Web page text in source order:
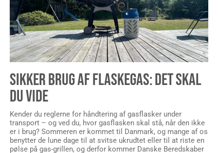
SIKKER BRUG AF FLASKEGAS: DET SKAL
DU VIDE
Kender du reglerne for håndtering af gasflasker under
transport – og ved du, hvor gasflasken skal stå, når den ikke
er i brug? Sommeren er kommet til Danmark, og mange af os
benytter de lune dage til at svitse ukrudtet eller til at riste en
pølse på gas-grillen, og derfor kommer Danske Beredskaber